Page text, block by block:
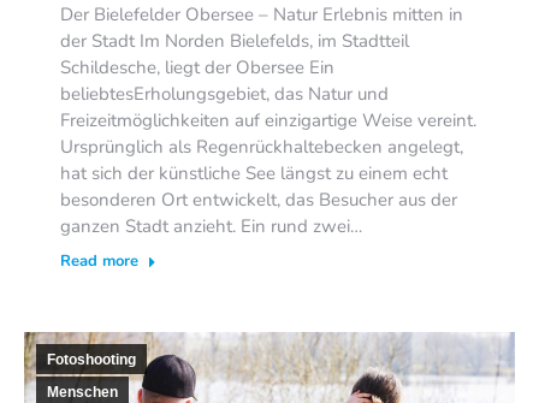
Der Bielefelder Obersee – Natur Erlebnis mitten in
der Stadt Im Norden Bielefelds, im Stadtteil
Schildesche, liegt der Obersee Ein
beliebtesErholungsgebiet, das Natur und
Freizeitmöglichkeiten auf einzigartige Weise vereint.
Ursprünglich als Regenrückhaltebecken angelegt,
hat sich der künstliche See längst zu einem echt
besonderen Ort entwickelt, das Besucher aus der
ganzen Stadt anzieht. Ein rund zwei…
Read more
Fotoshooting
Menschen